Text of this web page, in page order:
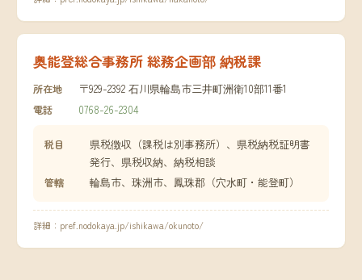
奥能登総合事務所 総務企画部 納税課
所在地 〒929-2392 石川県輪島市三井町洲衛10部11番1
電話 0768-26-2304
税目
県税徴収（課税は別事務所）、県税納税証明書
発行、県税収納、納税相談
管轄 輪島市、珠洲市、鳳珠郡（穴水町・能登町）
詳細： pref.nodokaya.jp/ishikawa/okunoto/